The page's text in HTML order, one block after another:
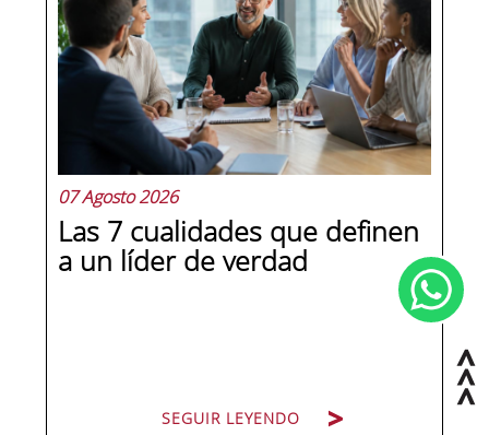
07 Agosto 2026
Las 7 cualidades que definen
a un líder de verdad
SEGUIR LEYENDO